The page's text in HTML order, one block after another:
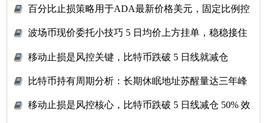
百分比止损策略用于ADA最新价格美元，固定比例控
波场币现价委托小技巧 5 日均价上方挂单，稳稳接住
移动止损是风控关键，比特币跌破 5 日线就减仓
比特币持有周期分析：长期休眠地址苏醒量达三年峰
移动止损是风控核心，比特币跌破 5 日线减仓 50% 效